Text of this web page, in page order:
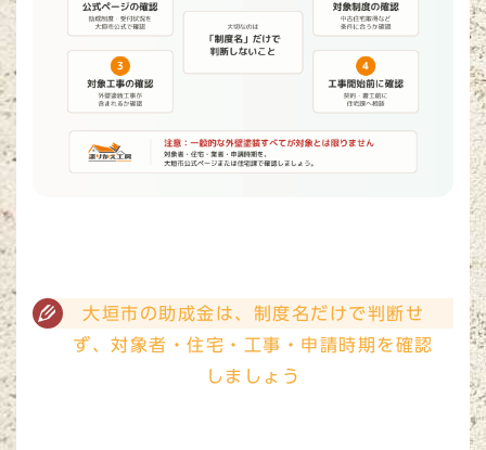
大垣市の助成金は、制度名だけで判断せ
ず、対象者・住宅・工事・申請時期を確認
しましょう